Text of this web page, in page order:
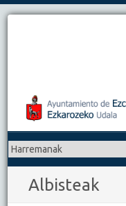
Albisteak